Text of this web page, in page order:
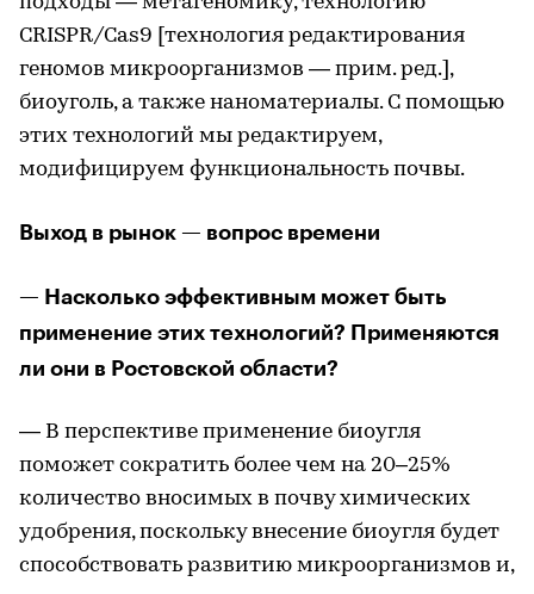
CRISPR/Cas9 [технология редактирования
геномов микроорганизмов — прим. ред.],
биоуголь, а также наноматериалы. С помощью
этих технологий мы редактируем,
модифицируем функциональность почвы.
Выход в рынок — вопрос времени
— Насколько эффективным может быть
применение этих технологий? Применяются
ли они в Ростовской области?
— В перспективе применение биоугля
поможет сократить более чем на 20–25%
количество вносимых в почву химических
удобрения, поскольку внесение биоугля будет
способствовать развитию микроорганизмов и,